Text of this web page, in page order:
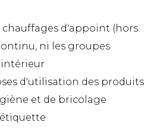
chauffages d'appoint (hors
ni les groupes
d'utilisation des produits
et de bricolage